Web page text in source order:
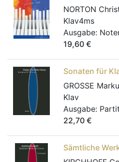
NORTON
Klav4ms
Ausgabe:
19,60 €
Sonaten für
GROSSE
Klav
Ausgabe:
22,70 €
Sämtliche